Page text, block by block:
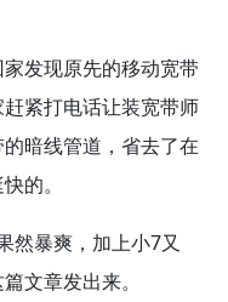
发现原先的移动宽带
紧打电话让装宽带师
暗线管道，省去了在
的。
然暴爽，加上小7又
文章发出来。